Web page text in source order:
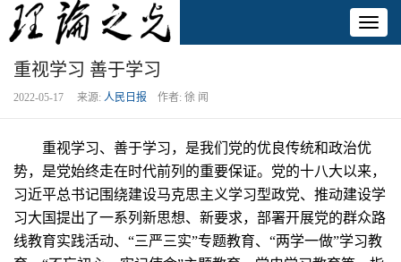
重视学习 善于学习
2022-05-17 来源: 人民日报 作者: 徐 闻
重视学习、善于学习，是我们党的优良传统和政治优
势，是党始终走在时代前列的重要保证。党的十八大以来，
习近平总书记围绕建设马克思主义学习型政党、推动建设学
习大国提出了一系列新思想、新要求，部署开展党的群众路
线教育实践活动、“三严三实”专题教育、“两学一做”学习教